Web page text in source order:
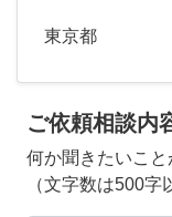
東京都
ご依頼相談内
何か聞きたいこ
（文字数は500字